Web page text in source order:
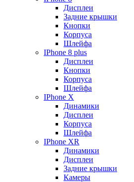
Дисплеи
Задние крышки
Кнопки
Корпуса
Шлейфа
IPhone 8 plus
Дисплеи
Кнопки
Корпуса
Шлейфа
IPhone X
Динамики
Дисплеи
Корпуса
Шлейфа
IPhone XR
Динамики
Дисплеи
Задние крышки
Камеры